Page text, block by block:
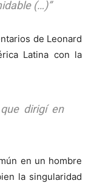
(…)”
de Leonard
Latina con la
dirigí en
en un hombre
la singularidad